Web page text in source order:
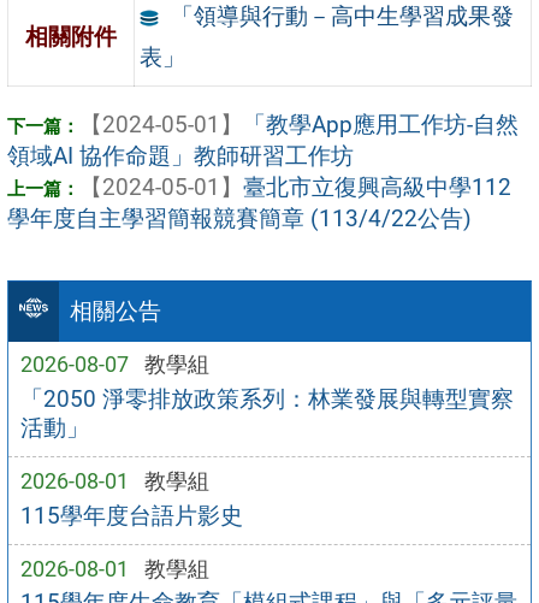
相關公告
2026-08-07 教學組
「2050 淨零排放政策系列：林業發展與轉型實察
活動」
2026-08-01 教學組
115學年度台語片影史
2026-08-01 教學組
相關附件
「領導與行動－高中生學習成果發
表」
【2024-05-01】
「教學App應用工作坊-自然
領域AI 協作命題」教師研習工作坊
【2024-05-01】 臺北市立復興高級中學112
學年度自主學習簡報競賽簡章 (113/4/22公告)